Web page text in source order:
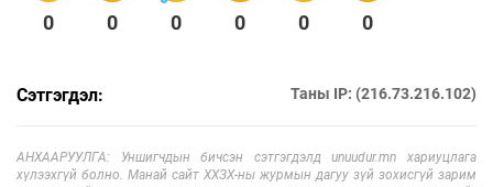
0 0 0 0 0 0
Сэтгэгдэл: Таны IP: (216.73.216.102)
АНХААРУУЛГА: Уншигчдын бичсэн сэтгэгдэлд unuudur.mn хариуцлага
хүлээхгүй болно. Манай сайт ХХЗХ-ны журмын дагуу зүй зохисгүй зарим